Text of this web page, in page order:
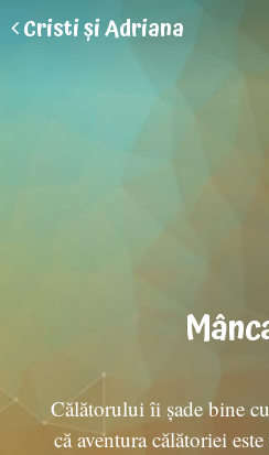
Cristi și Adriana
Călătorului îi șade bine
că aventura călătoriei